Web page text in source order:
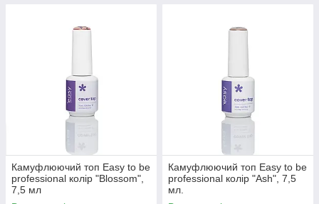
Камуфлюючий топ Easy to be
professional колір "Blossom",
7,5 мл
Камуфлюючий топ Easy to be
professional колір "Ash", 7,5
мл.